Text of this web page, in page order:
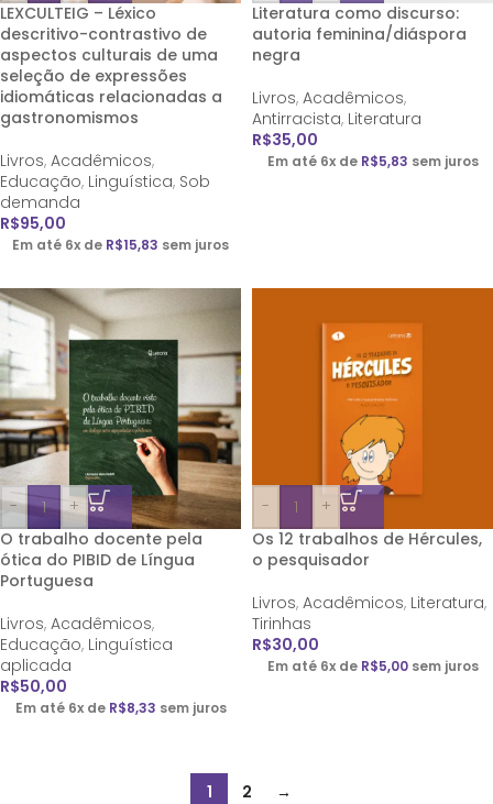
LEXCULTEIG – Léxico
descritivo-contrastivo de
aspectos culturais de uma
seleção de expressões
idiomáticas relacionadas a
gastronomismos
Livros, Acadêmicos,
Educação, Linguística, Sob
demanda
R$95,00
Em até 6x de R$15,83 sem juros
Literatura como discurso:
autoria feminina/diáspora
negra
Livros, Acadêmicos,
Antirracista, Literatura
R$35,00
Em até 6x de R$5,83 sem juros
-
+
O trabalho docente pela
ótica do PIBID de Língua
Portuguesa
Livros, Acadêmicos,
Educação, Linguística
aplicada
R$50,00
Em até 6x de R$8,33 sem juros
-
+
Os 12 trabalhos de Hércules,
o pesquisador
Livros, Acadêmicos, Literatura,
Tirinhas
R$30,00
Em até 6x de R$5,00 sem juros
1 2 →